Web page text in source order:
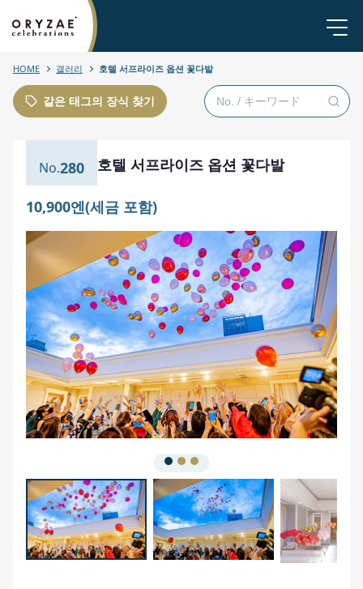
HOME 갤러리 호텔 서프라이즈 옵션 꽃다발
같은 태그의 장식 찾기
280 호텔 서프라이즈 옵션 꽃다발
10,900엔(세금 포함)